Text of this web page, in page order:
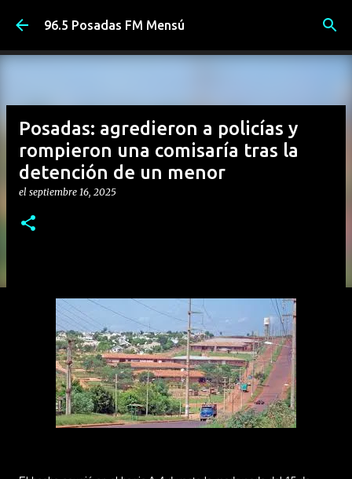
Ir al contenido principal
96.5 Posadas FM Mensú
Posadas: agredieron a policías y
rompieron una comisaría tras la
detención de un menor
el septiembre 16, 2025